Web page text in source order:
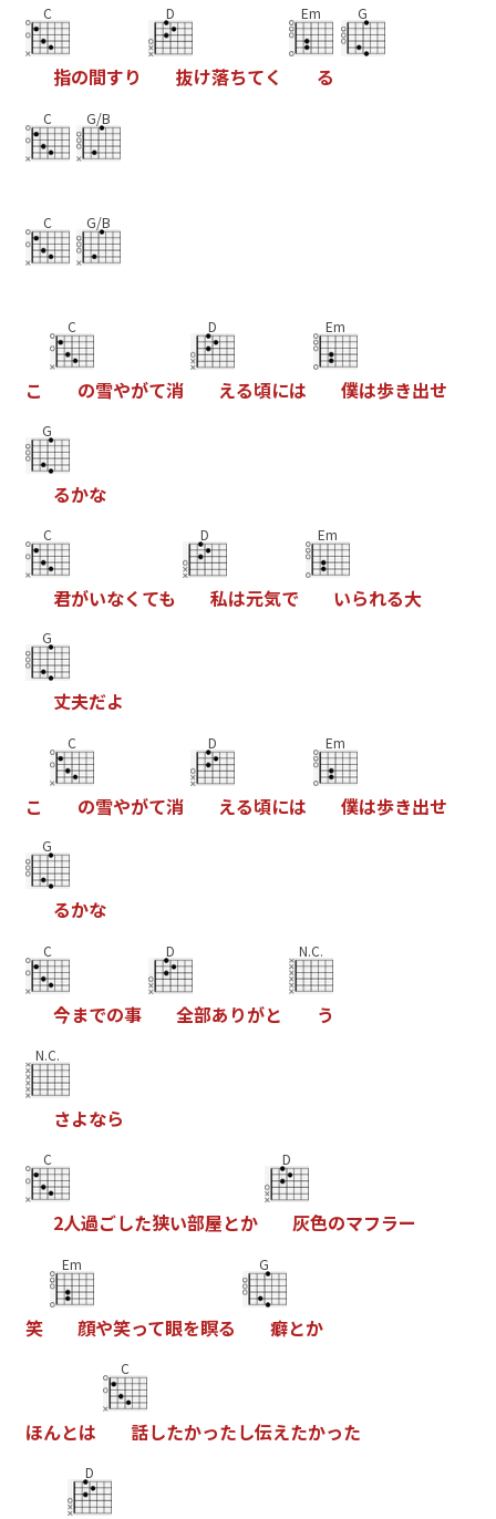
C
指の間すり
D
抜け落ちてく
Em
る
G
C G/B
C G/B
こ
C
の雪やがて消
D
える頃には
Em
僕は歩き出せ
G
るかな
C
君がいなく ても
D
私は元気で
Em
いられる大
G
丈夫だよ
こ
C
の雪やがて消
D
える頃には
Em
僕は歩き出せ
G
るかな
C
今までの事
D
全部あ りがと
N.C.
う
N.C.
さよなら
C
2人過ごした狭い部屋とか
D
灰色のマフラー
笑
Em
顔や笑って眼を瞑る
G
癖とか
ほんとは
C
話したかったし伝えたかった
D